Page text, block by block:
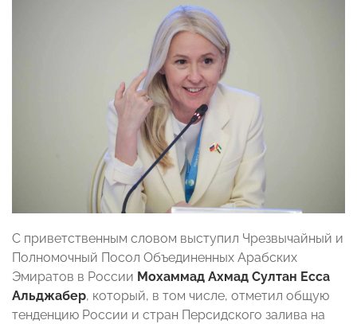
С приветственным словом выступил Чрезвычайный и
Полномочный Посол Объединенных Арабских
Эмиратов в России Мохаммад Ахмад Султан Есса
Альджабер, который, в том числе, отметил общую
тенденцию России и стран Персидского залива на